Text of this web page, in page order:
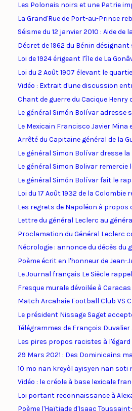
Les Polonais noirs et une Patrie
La Grand'Rue de Port-au-Prince
Séisme du 12 janvier 2010 : Aide de
Décret de 1962 du Bénin désignant
Loi de 1924 érigeant l'île de La
Loi du 2 Août 1907 élevant le
Vidéo : Extrait d'une discussion
Chant de guerre du Cacique Henry
Le général Simón Bolívar adresse
Le Mexicain Francisco Javier Mina
Arrêté du Capitaine général de la
Le général Simon Bolívar dresse la
Le général Simon Bolivar remercie
Le général Simón Bolívar fait le
Loi du 17 Août 1932 de la Colombie
Les regrets de Napoléon à propos
Lettre du général Leclerc au
Proclamation du Général Leclerc
Nécrologie : annonce du décès du
Poème écrit en l'honneur de Jean-
Le Journal français Le Siècle
Fresque murale dévoilée à Caracas
Match Arcahaie Football Club VS
Le président Nissage Saget
Télégrammes de François Duvalier
Les pires propos racistes à
29 Mars 2021 : Des Dominicains
10 mo nan kreyòl ayisyen nan soti
Vidéo : le créole à base lexicale
Loi portant reconnaissance à
Poème l'Haïtiade d'Isaac